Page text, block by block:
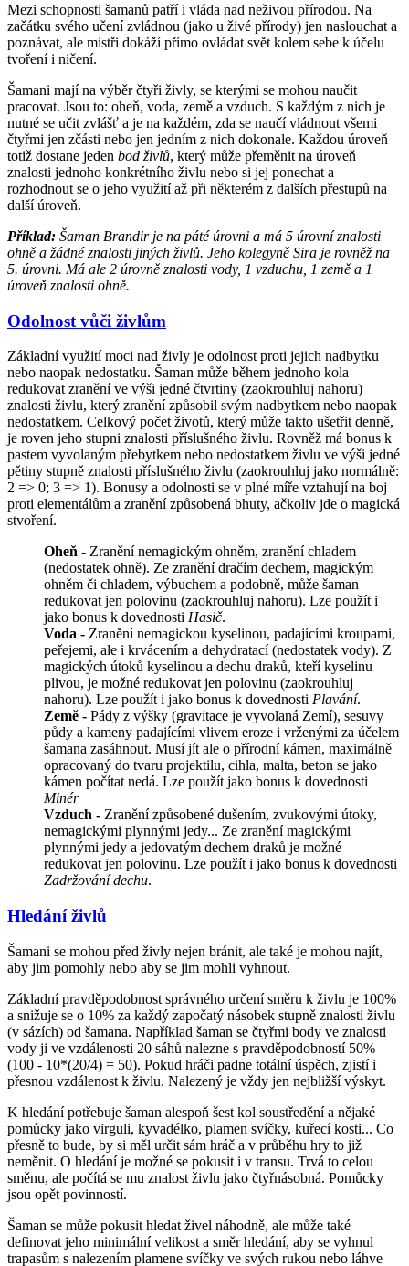
Mezi schopnosti šamanů patří i vláda nad neživou přírodou. Na
začátku svého učení zvládnou (jako u živé přírody) jen naslouchat a
poznávat, ale mistři dokáží přímo ovládat svět kolem sebe k účelu
tvoření i ničení.
Šamani mají na výběr čtyři živly, se kterými se mohou naučit
pracovat. Jsou to: oheň, voda, země a vzduch. S každým z nich je
nutné se učit zvlášť a je na každém, zda se naučí vládnout všemi
čtyřmi jen zčásti nebo jen jedním z nich dokonale. Každou úroveň
totiž dostane jeden bod živlů, který může přeměnit na úroveň
znalosti jednoho konkrétního živlu nebo si jej ponechat a
rozhodnout se o jeho využití až při některém z dalších přestupů na
další úroveň.
Příklad: Šaman Brandir je na páté úrovni a má 5 úrovní znalosti
ohně a žádné znalosti jiných živlů. Jeho kolegyně Sira je rovněž na
5. úrovni. Má ale 2 úrovně znalosti vody, 1 vzduchu, 1 země a 1
úroveň znalosti ohně.
Odolnost vůči živlům
Základní využití moci nad živly je odolnost proti jejich nadbytku
nebo naopak nedostatku. Šaman může během jednoho kola
redukovat zranění ve výši jedné čtvrtiny (zaokrouhluj nahoru)
znalosti živlu, který zranění způsobil svým nadbytkem nebo naopak
nedostatkem. Celkový počet životů, který může takto ušetřit denně,
je roven jeho stupni znalosti příslušného živlu. Rovněž má bonus k
pastem vyvolaným přebytkem nebo nedostatkem živlu ve výši jedné
pětiny stupně znalosti příslušného živlu (zaokrouhluj jako normálně:
2 => 0; 3 => 1). Bonusy a odolnosti se v plné míře vztahují na boj
proti elementálům a zranění způsobená bhuty, ačkoliv jde o magická
stvoření.
Oheň - Zranění nemagickým ohněm, zranění chladem
(nedostatek ohně). Ze zranění dračím dechem, magickým
ohněm či chladem, výbuchem a podobně, může šaman
redukovat jen polovinu (zaokrouhluj nahoru). Lze použít i
jako bonus k dovednosti Hasič.
Voda - Zranění nemagickou kyselinou, padajícími kroupami,
peřejemi, ale i krvácením a dehydratací (nedostatek vody). Z
magických útoků kyselinou a dechu draků, kteří kyselinu
plivou, je možné redukovat jen polovinu (zaokrouhluj
nahoru). Lze použít i jako bonus k dovednosti Plavání.
Země - Pády z výšky (gravitace je vyvolaná Zemí), sesuvy
půdy a kameny padajícími vlivem eroze i vrženými za účelem
šamana zasáhnout. Musí jít ale o přírodní kámen, maximálně
opracovaný do tvaru projektilu, cihla, malta, beton se jako
kámen počítat nedá. Lze použít jako bonus k dovednosti
Minér
Vzduch - Zranění způsobené dušením, zvukovými útoky,
nemagickými plynnými jedy... Ze zranění magickými
plynnými jedy a jedovatým dechem draků je možné
redukovat jen polovinu. Lze použít i jako bonus k dovednosti
Zadržování dechu.
Hledání živlů
Šamani se mohou před živly nejen bránit, ale také je mohou najít,
aby jim pomohly nebo aby se jim mohli vyhnout.
Základní pravděpodobnost správného určení směru k živlu je 100%
a snižuje se o 10% za každý započatý násobek stupně znalosti živlu
(v sázích) od šamana. Například šaman se čtyřmi body ve znalosti
vody ji ve vzdálenosti 20 sáhů nalezne s pravděpodobností 50%
(100 - 10*(20/4) = 50). Pokud hráči padne totální úspěch, zjistí i
přesnou vzdálenost k živlu. Nalezený je vždy jen nejbližší výskyt.
K hledání potřebuje šaman alespoň šest kol soustředění a nějaké
pomůcky jako virguli, kyvadélko, plamen svíčky, kuřecí kosti... Co
přesně to bude, by si měl určit sám hráč a v průběhu hry to již
neměnit. O hledání je možné se pokusit i v transu. Trvá to celou
směnu, ale počítá se mu znalost živlu jako čtyřnásobná. Pomůcky
jsou opět povinností.
Šaman se může pokusit hledat živel náhodně, ale může také
definovat jeho minimální velikost a směr hledání, aby se vyhnul
trapasům s nalezením plamene svíčky ve svých rukou nebo láhve